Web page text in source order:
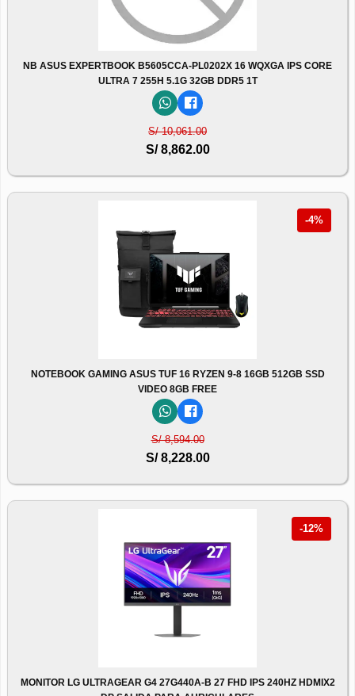
NB ASUS EXPERTBOOK B5605CCA-PL0202X 16 WQXGA IPS CORE
ULTRA 7 255H 5.1G 32GB DDR5 1T
S/ 10,061.00
S/ 8,862.00
-4%
NOTEBOOK GAMING ASUS TUF 16 RYZEN 9-8 16GB 512GB SSD
VIDEO 8GB FREE
S/ 8,594.00
S/ 8,228.00
-12%
MONITOR LG ULTRAGEAR G4 27G440A-B 27 FHD IPS 240HZ HDMIX2